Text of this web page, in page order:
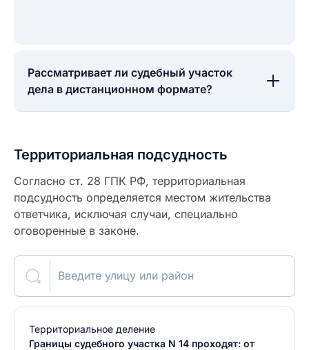
Рассматривает ли судебный участок
дела в дистанционном формате?
Территориальная подсудность
Согласно ст. 28 ГПК РФ, территориальная
подсудность определяется местом жительства
ответчика, исключая случаи, специально
оговоренные в законе.
Введите улицу или район
Территориальное деление
Границы судебного участка N 14 проходят: от